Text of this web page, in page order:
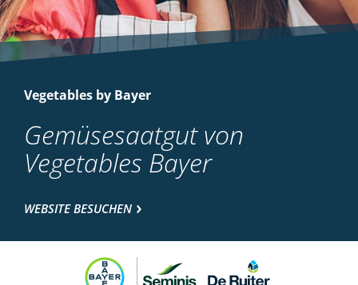
Vegetables by Bayer
Gemüsesaatgut von
Vegetables Bayer
WEBSITE BESUCHEN